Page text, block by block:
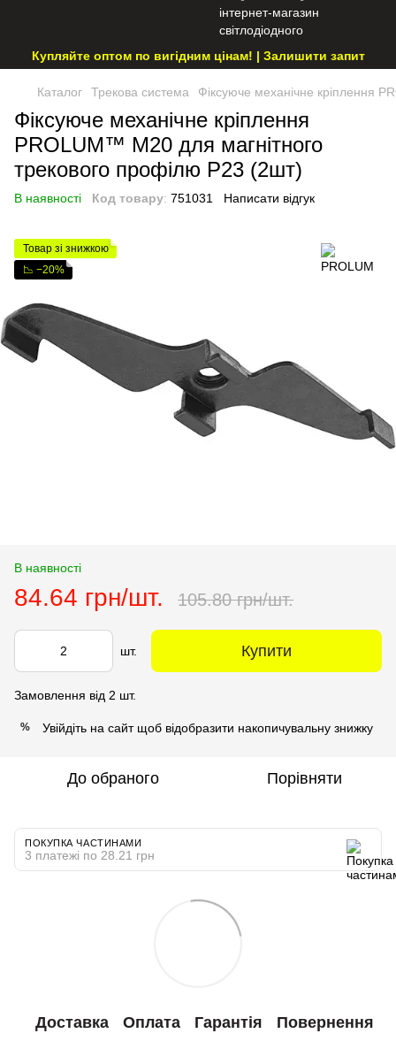
Купляйте оптом по вигідним цінам! | Залишити запит
Каталог Трекова система Фіксуюче механічне кріплення
Фіксуюче механічне кріплення
PROLUM™ M20 для магнітного
трекового профілю P23 (2шт)
В наявності Код товару: 751031 Написати відгук
Товар зі знижкою
📉 −20%
В наявності
84.64 грн/шт. 105.80 грн/шт.
шт. Купити
Замовлення від 2 шт.
% Увійдіть на сайтщоб відобразити накопичувальну знижку
До обраного Порівняти
ПОКУПКА ЧАСТИНАМИ
3 платежі по 28.21 грн
Доставка Оплата Гарантія Повернення